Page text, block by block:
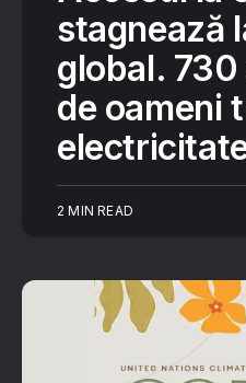
stagnează
global.
de oameni
2 MIN READ